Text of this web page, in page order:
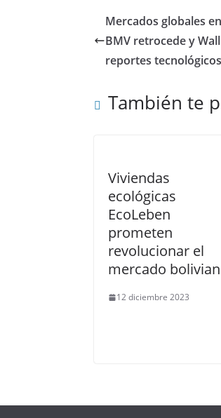
Mercados globales
BMV retrocede y
reportes tecnológicos
También te
Viviendas
ecológicas
EcoLeben
prometen
revolucionar el
mercado
12 diciembre 2023